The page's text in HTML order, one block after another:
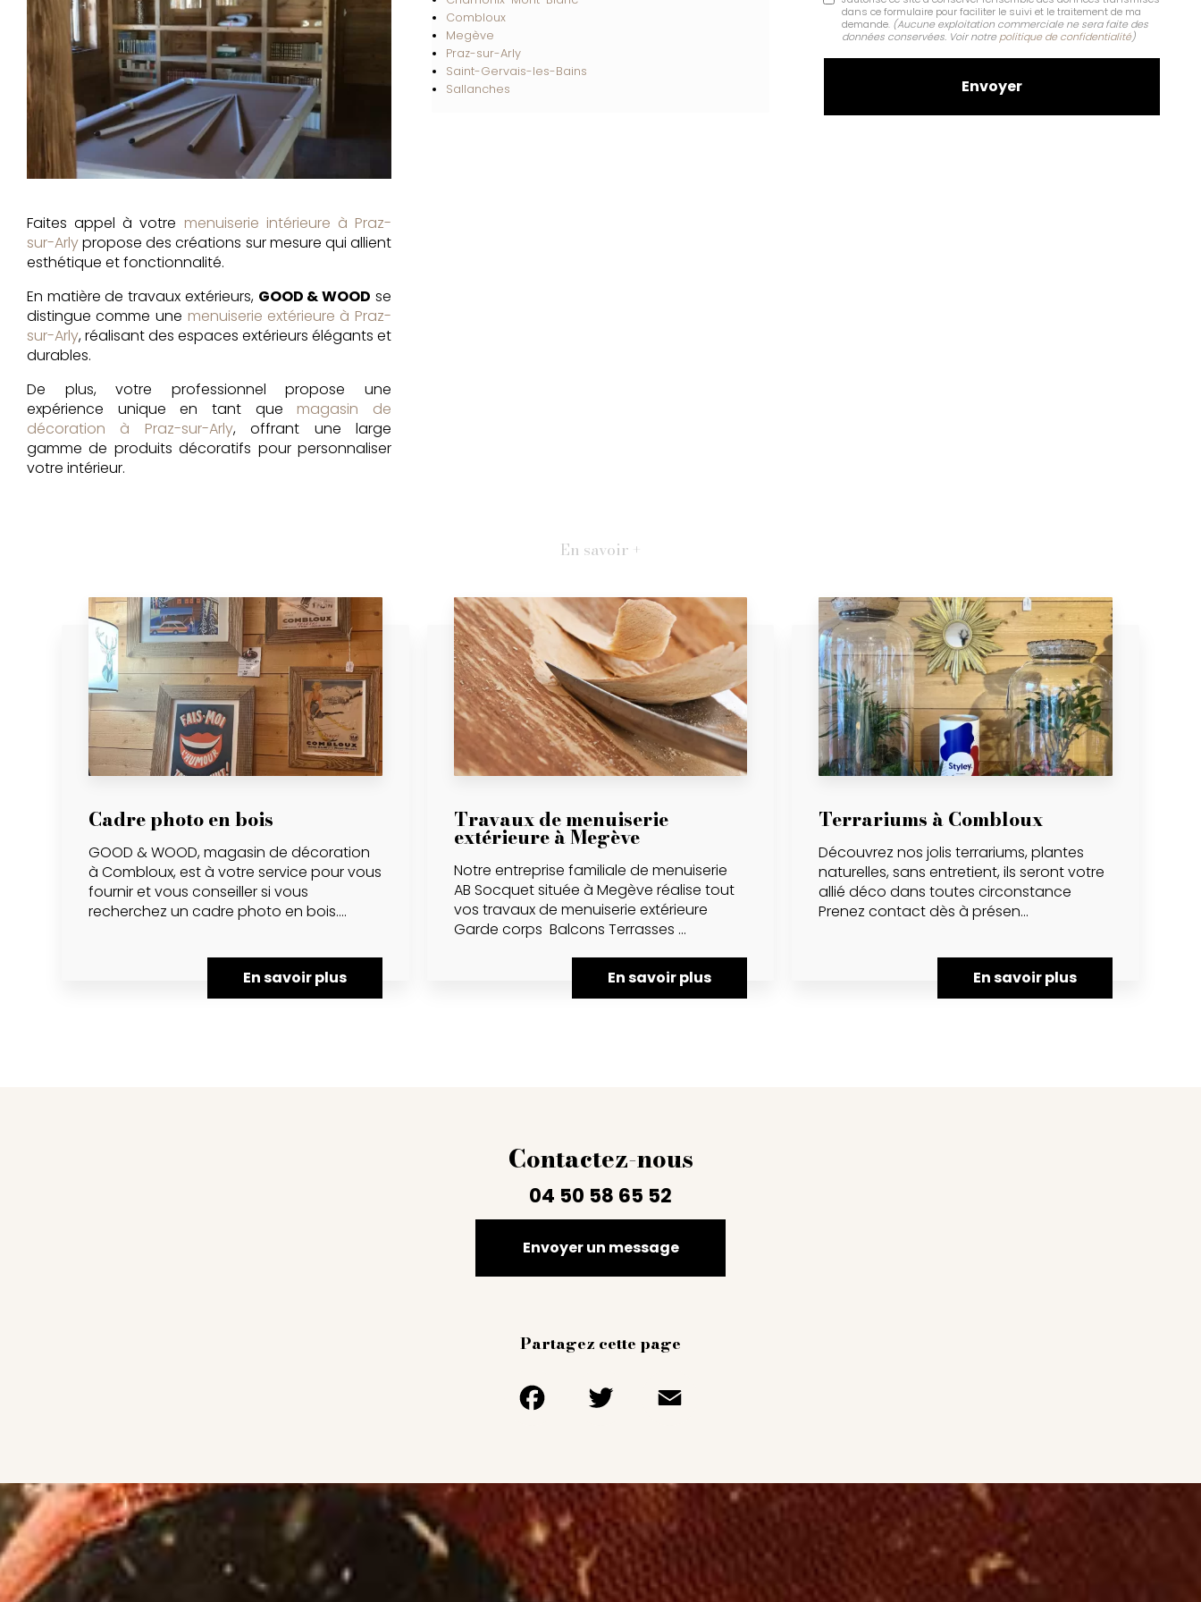
Faites appel à votre menuiserie intérieure à Praz-
sur-Arlypropose des créations sur mesure qui allient
esthétique et fonctionnalité.
En matière de travaux extérieurs, GOOD & WOOD se
distingue comme une menuiserie extérieure à Praz-
sur-Arly, réalisant des espaces extérieurs élégants et
durables.
De plus, votre professionnel propose une
expérience unique en tant que magasin de
décoration à Praz-sur-Arly, offrant une large
gamme de produits décoratifs pour personnaliser
votre intérieur.
Combloux
Megève
Praz-sur-Arly
Saint-Gervais-les-Bains
Sallanches
dans ce formulaire pour faciliter le suivi et le traitement de ma
demande. (Aucune exploitation commerciale ne sera faite des
données conservées. Voir notre politique de confidentialité)
En savoir +
Cadre photo en bois
GOOD & WOOD, magasin de décoration
à Combloux, est à votre service pour vous
fournir et vous conseiller si vous
recherchez un cadre photo en bois....
En savoir plus
Travaux de menuiserie
extérieure à Megève
Notre entreprise familiale de menuiserie
AB Socquet située à Megève réalise tout
vos travaux de menuiserie extérieure
Garde corps Balcons Terrasses ...
En savoir plus
Terrariums à Combloux
Découvrez nos jolis terrariums, plantes
naturelles, sans entretient, ils seront votre
allié déco dans toutes circonstance
Prenez contact dès à présen...
En savoir plus
Contactez-nous
04 50 58 65 52
Envoyer un message
Partagez cette page